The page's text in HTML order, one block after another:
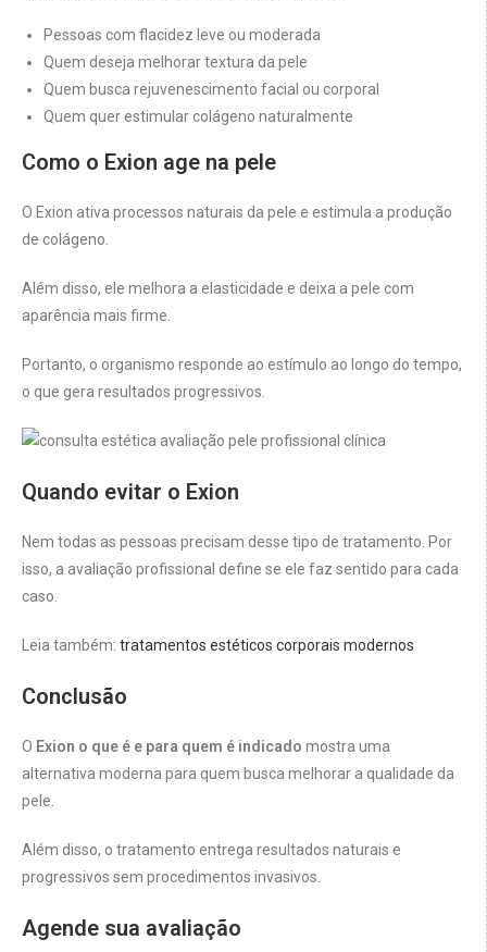
Pessoas com flacidez leve ou moderada
Quem deseja melhorar textura da pele
Quem busca rejuvenescimento facial ou corporal
Quem quer estimular colágeno naturalmente
Como o Exion age na pele
O Exion ativa processos naturais da pele e estimula a produção
de colágeno.
Além disso, ele melhora a elasticidade e deixa a pele com
aparência mais firme.
Portanto, o organismo responde ao estímulo ao longo do tempo,
o que gera resultados progressivos.
Quando evitar o Exion
Nem todas as pessoas precisam desse tipo de tratamento. Por
isso, a avaliação profissional define se ele faz sentido para cada
caso.
Leia também: tratamentos estéticos corporais modernos
Conclusão
O Exion o que é e para quem é indicado mostra uma
alternativa moderna para quem busca melhorar a qualidade da
pele.
Além disso, o tratamento entrega resultados naturais e
progressivos sem procedimentos invasivos.
Agende sua avaliação